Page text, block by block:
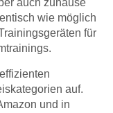
auch zuhause
wie möglich
für
auf.
und in